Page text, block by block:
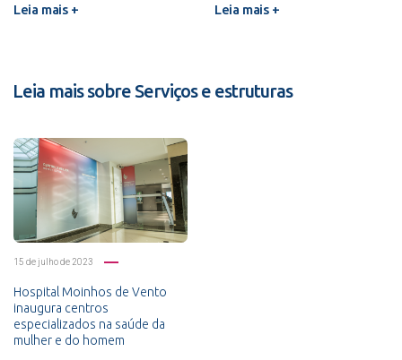
Leia mais + Leia mais +
Leia mais sobre Serviços e estruturas
15 de julho de 2023
Hospital Moinhos de Vento
inaugura centros
especializados na saúde da
mulher e do homem